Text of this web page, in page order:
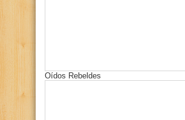
Oídos Rebeldes